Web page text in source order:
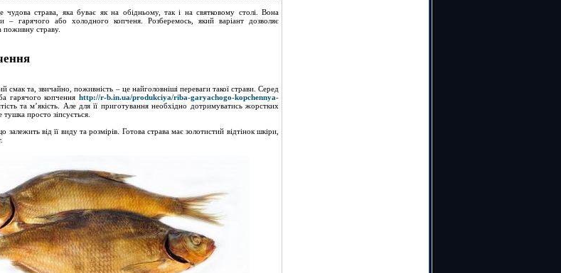
страва, яка буває як на обідньому, так і на святковому столі. Вона
– гарячого або холодного копченя. Розберемось, який варіант дозволяє
поживну страву.
смак та, звичайно, поживність – це найголовніші переваги такої страви. Серед
гарячого копчення http://r-b.in.ua/produkciya/riba-garyachogo-kopchennya-
та м’якість. Але для її приготування необхідно дотримуватись жорстких
просто зіпсується.
від її виду та розмірів. Готова страва має золотистий відтінок шкіри,